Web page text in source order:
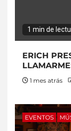
1 min de
ERICH
1 mes atrás
EVENTOS